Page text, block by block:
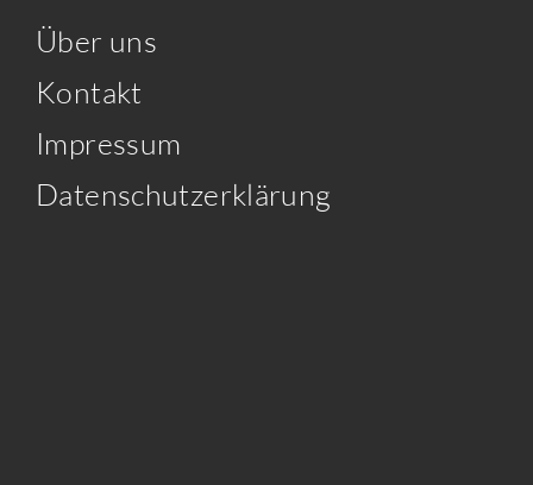
Über uns
Kontakt
Impressum
Datenschutzerklärung